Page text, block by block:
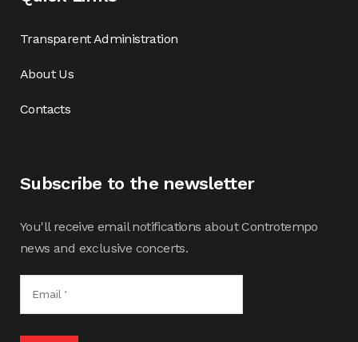
Transparent Administration
About Us
Contacts
Subscribe to the newsletter
You'll receive email notifications about Controtempo
news and exclusive concerts.